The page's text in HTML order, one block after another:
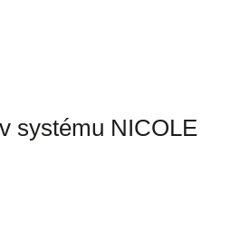
systému NICOLE